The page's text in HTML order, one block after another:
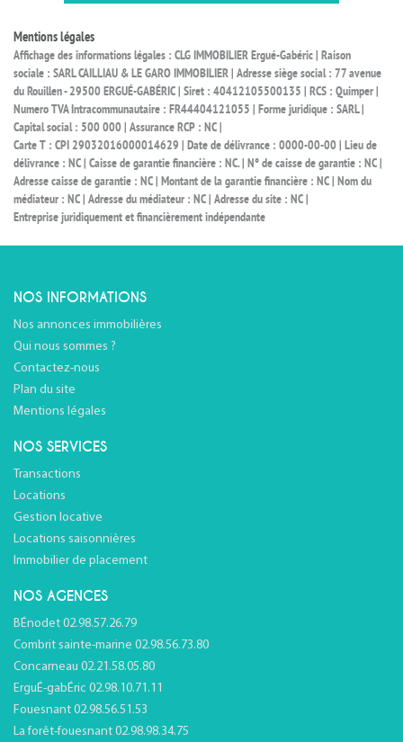
Mentions légales
Affichage des informations légales : CLG IMMOBILIER Ergué-Gabéric | Raison
sociale : SARL CAILLIAU & LE GARO IMMOBILIER | Adresse siège social : 77 avenue
du Rouillen - 29500 ERGUÉ-GABÉRIC | Siret : 40412105500135 | RCS : Quimper |
Numero TVA Intracommunautaire : FR44404121055 | Forme juridique : SARL |
Capital social : 500 000 | Assurance RCP : NC |
Carte T : CPI 29032016000014629 | Date de délivrance : 0000-00-00 | Lieu de
délivrance : NC | Caisse de garantie financière : NC. | N° de caisse de garantie : NC |
Adresse caisse de garantie : NC | Montant de la garantie financière : NC | Nom du
médiateur : NC | Adresse du médiateur : NC | Adresse du site : NC |
Entreprise juridiquement et financièrement indépendante
NOS INFORMATIONS
Nos annonces immobilières
Qui nous sommes ?
Contactez-nous
Plan du site
Mentions légales
NOS SERVICES
Transactions
Locations
Gestion locative
Locations saisonnières
Immobilier de placement
NOS AGENCES
BÉnodet 02.98.57.26.79
Combrit sainte-marine 02.98.56.73.80
Concarneau 02.21.58.05.80
ErguÉ-gabÉric 02.98.10.71.11
Fouesnant 02.98.56.51.53
La forêt-fouesnant 02.98.98.34.75